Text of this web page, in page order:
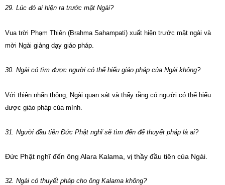
29. Lúc đó ai hiện ra trước mặt Ngài?
Vua trời Phạm Thiên (Brahma Sahampati) xuất hiện trước mặt ngài và
mời Ngài giảng dạy giáo pháp.
30. Ngài có tìm được người có thể hiểu giáo pháp của Ngài không?
Với thiên nhãn thông, Ngài quan sát và thấy rằng có người có thể hiểu
được giáo pháp của mình.
31. Người đầu tiên Đức Phật nghĩ sẽ tìm đến để thuyết pháp là ai?
Đức Phật nghĩ đến ông Alara Kalama, vị thầy đầu tiên của Ngài.
32. Ngài có thuyết pháp cho ông Kalama không?